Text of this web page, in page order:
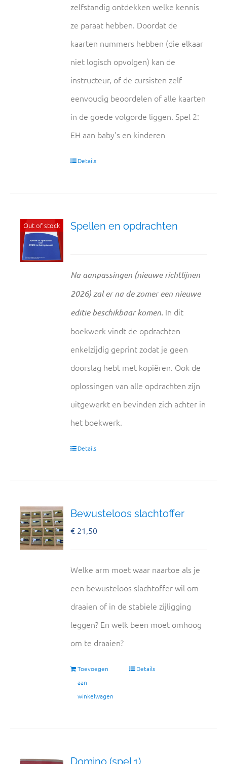
zelfstandig ontdekken welke kennis
ze paraat hebben. Doordat de
kaarten nummers hebben (die elkaar
niet logisch opvolgen) kan de
instructeur, of de cursisten zelf
eenvoudig beoordelen of alle kaarten
in de goede volgorde liggen. Spel 2:
EH aan baby's en kinderen
Details
Out of stock Spellen en opdrachten
Na aanpassingen (nieuwe richtlijnen
2026) zal er na de zomer een nieuwe
editie beschikbaar komen. In dit
boekwerk vindt de opdrachten
enkelzijdig geprint zodat je geen
doorslag hebt met kopiëren. Ook de
oplossingen van alle opdrachten zijn
uitgewerkt en bevinden zich achter in
het boekwerk.
Details
Bewusteloos slachtoffer
€ 21,50
Welke arm moet waar naartoe als je
een bewusteloos slachtoffer wil om
draaien of in de stabiele zijligging
leggen? En welk been moet omhoog
om te draaien?
Toevoegen
aan
winkelwagen
Details
Domino (spel 1)